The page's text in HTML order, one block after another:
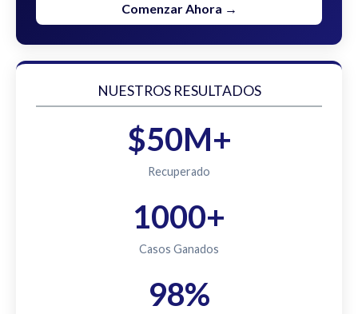
Comenzar Ahora →
NUESTROS RESULTADOS
$50M+
Recuperado
1000+
Casos Ganados
98%